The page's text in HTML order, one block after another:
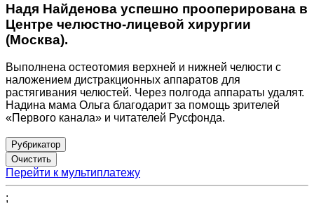
Надя Найденова успешно прооперирована в
Центре челюстно-лицевой хирургии
(Москва).
Выполнена остеотомия верхней и нижней челюсти с
наложением дистракционных аппаратов для
растягивания челюстей. Через полгода аппараты удалят.
Надина мама Ольга благодарит за помощь зрителей
«Первого канала» и читателей Русфонда.
Рубрикатор
Перейти к мультиплатежу
;